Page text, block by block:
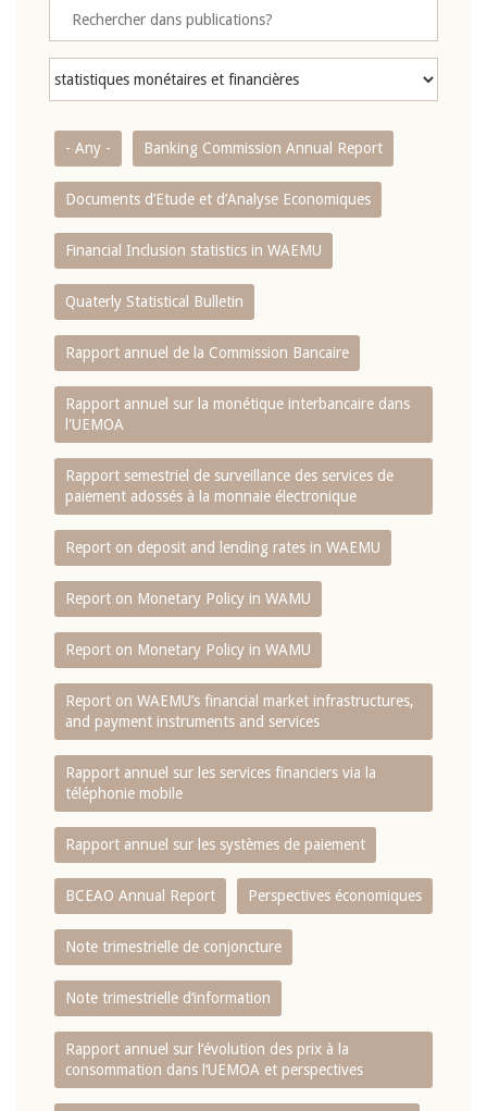
- Any - Banking Commission Annual Report
Documents d’Etude et d’Analyse Economiques
Financial Inclusion statistics in WAEMU
Quaterly Statistical Bulletin
Rapport annuel de la Commission Bancaire
Rapport annuel sur la monétique interbancaire dans
l'UEMOA
Rapport semestriel de surveillance des services de
paiement adossés à la monnaie électronique
Report on deposit and lending rates in WAEMU
Report on Monetary Policy in WAMU
Report on Monetary Policy in WAMU
Report on WAEMU’s financial market infrastructures,
and payment instruments and services
Rapport annuel sur les services financiers via la
téléphonie mobile
Rapport annuel sur les systèmes de paiement
BCEAO Annual Report Perspectives économiques
Note trimestrielle de conjoncture
Note trimestrielle d‘information
Rapport annuel sur l‘évolution des prix à la
consommation dans l‘UEMOA et perspectives